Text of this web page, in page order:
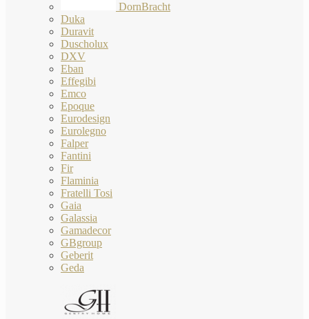
DornBracht
Duka
Duravit
Duscholux
DXV
Eban
Effegibi
Emco
Epoque
Eurodesign
Eurolegno
Falper
Fantini
Fir
Flaminia
Fratelli Tosi
Gaia
Galassia
Gamadecor
GBgroup
Geberit
Geda